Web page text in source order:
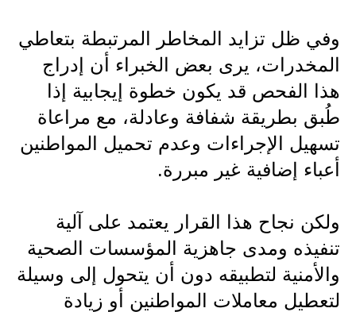
فن ومشاهير
العامة
وفي ظل تزايد المخاطر المرتبطة بتعاطي
المخدرات، يرى بعض الخبراء أن إدراج
هذا الفحص قد يكون خطوة إيجابية إذا
طُبق بطريقة شفافة وعادلة، مع مراعاة
تسهيل الإجراءات وعدم تحميل المواطنين
أعباء إضافية غير مبررة.
ولكن نجاح هذا القرار يعتمد على آلية
تنفيذه ومدى جاهزية المؤسسات الصحية
والأمنية لتطبيقه دون أن يتحول إلى وسيلة
لتعطيل معاملات المواطنين أو زيادة